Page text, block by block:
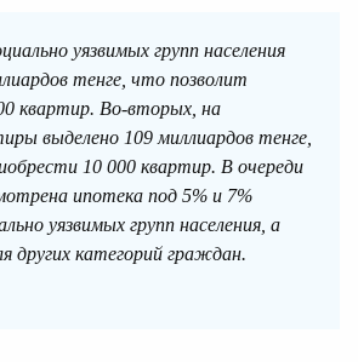
уязвимых групп населения
тенге, что позволит
квартир. Во-вторых, на
выделено 109 миллиардов тенге,
10 000 квартир. В очереди
ипотека под 5% и 7%
уязвимых групп населения, а
других категорий граждан.